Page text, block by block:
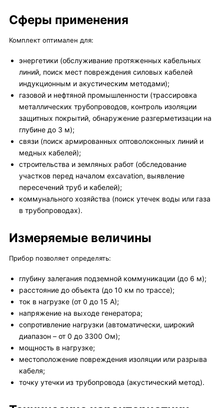
Сферы применения
Комплект оптимален для:
энергетики (обслуживание протяженных кабельных
линий, поиск мест повреждения силовых кабелей
индукционным и акустическим методами);
газовой и нефтяной промышленности (трассировка
металлических трубопроводов, контроль изоляции
защитных покрытий, обнаружение разгерметизации на
глубине до 3 м);
связи (поиск армированных оптоволоконных линий и
медных кабелей);
строительства и земляных работ (обследование
участков перед началом excavation, выявление
пересечений труб и кабелей);
коммунального хозяйства (поиск утечек воды или газа
в трубопроводах).
Измеряемые величины
Прибор позволяет определять:
глубину залегания подземной коммуникации (до 6 м);
расстояние до объекта (до 10 км по трассе);
ток в нагрузке (от 0 до 15 А);
напряжение на выходе генератора;
сопротивление нагрузки (автоматически, широкий
диапазон – от 0 до 3300 Ом);
мощность в нагрузке;
местоположение повреждения изоляции или разрыва
кабеля;
точку утечки из трубопровода (акустический метод).